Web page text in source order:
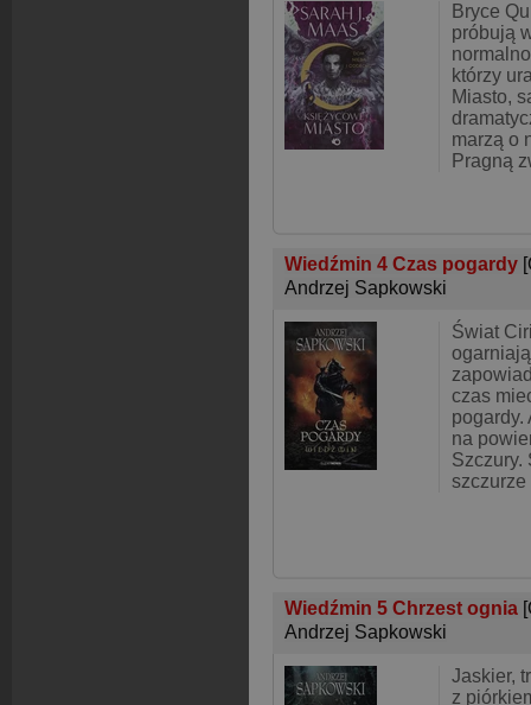
Bryce
próbują
którzy
Miasto,
marzą o
Pragną
Wiedźmin 4 Czas pogardy
Andrzej Sapkowski
Świat
ogarniają
czas
pogardy.
na
Szczury.
szczurze
Wiedźmin 5 Chrzest ognia
Andrzej Sapkowski
Jaskier,
z